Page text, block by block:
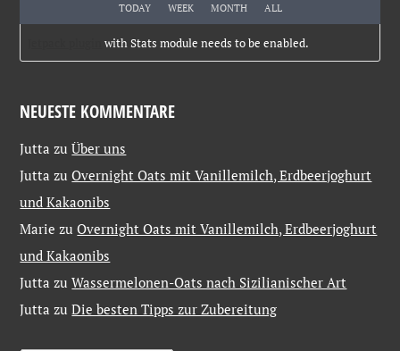
TODAY WEEK MONTH ALL
with Stats module needs to be enabled.
NEUESTE KOMMENTARE
Jutta zuÜber uns
Jutta zuOvernight Oats mit Vanillemilch, Erdbeerjoghurt
und Kakaonibs
Marie zuOvernight Oats mit Vanillemilch, Erdbeerjoghurt
und Kakaonibs
Jutta zuWassermelonen-Oats nach Sizilianischer Art
Jutta zuDie besten Tipps zur Zubereitung